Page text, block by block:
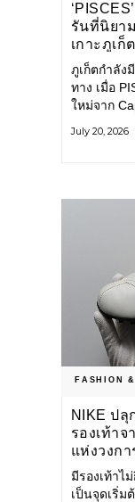
รันที่นิยา
เกาะภูเก็ต
ภูเก็ตกำลัง
ทาง เมื่อ
ใหม่จาก
ไป ผสานค
July 20, 2026
FASHION
NIKE ปลุ
รองเท้า
แห่งวงก
มีรองเท้าไ
เป็นจุดเริ่ม